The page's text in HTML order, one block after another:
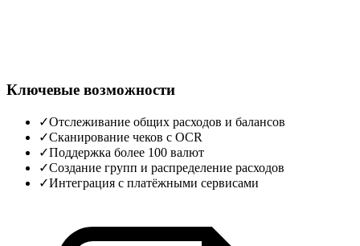
Ключевые возможности
✓Отслеживание общих расходов и балансов
✓Сканирование чеков с OCR
✓Поддержка более 100 валют
✓Создание групп и распределение расходов
✓Интеграция с платёжными сервисами